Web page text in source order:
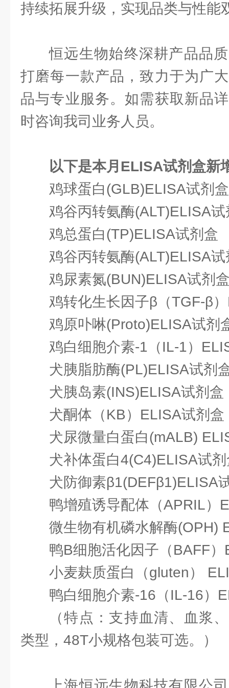
持续拓展升级，实现品类与性能
恒远生物始终深耕产品品
打磨每一款产品，致力于为广
品与专业服务。如需获取新品
时咨询我司业务人员。
以下是本月ELISA试剂盒新
鸡球蛋白(GLB)ELISA试剂盒
鸡谷丙转氨酶(ALT)ELISA试
鸡总蛋白(TP)ELISA试剂盒
鸡谷丙转氨酶(ALT)ELISA试
鸡尿素氮(BUN)ELISA试剂
鸡转化生长因子β（TGF-β
鸡原卟啉(Proto)ELISA试剂
鸡白细胞介素-1（IL-1）
犬胰脂肪酶(PL)ELISA试剂
犬胰岛素(INS)ELISA试剂盒
犬酮体（KB）ELISA试剂盒
犬尿微量白蛋白(mALB)
犬补体蛋白4(C4)ELISA试
犬防御素β1(DEFβ1)ELISA
鸭增殖诱导配体（APRIL）
微生物有机磷水解酶(OPH)
鸭B细胞活化因子（BAFF
小麦麸质蛋白（gluten）
鸭白细胞介素-16（IL-16）
（特点：支持血清、血浆
类型，48T小规格包装可选。）